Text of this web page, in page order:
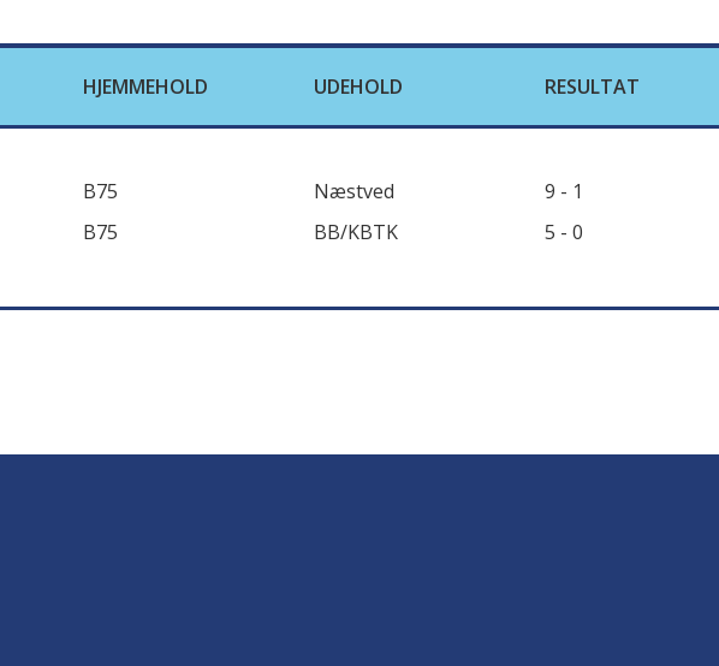
HJEMMEHOLD UDEHOLD RESULTAT
B75 Næstved 9 - 1
B75 BB/KBTK 5 - 0